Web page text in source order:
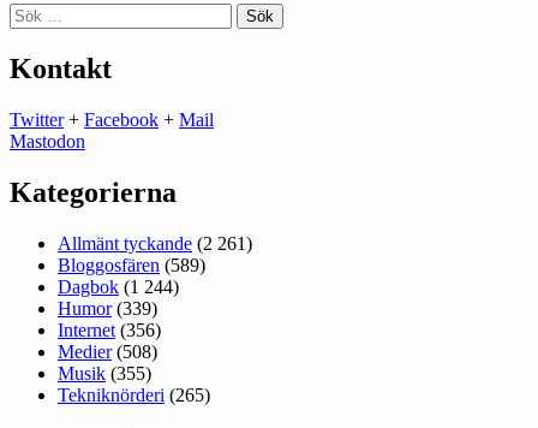
Sök
efter:
Kontakt
Twitter+ Facebook + Mail
Mastodon
Kategorierna
Allmänt tyckande (2 261)
Bloggosfären (589)
Dagbok (1 244)
Humor(339)
Internet (356)
Medier(508)
Musik (355)
Tekniknörderi (265)